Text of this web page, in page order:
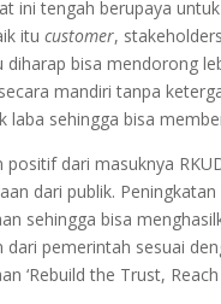
ini tengah berupaya
itucustomer,
diharap bisa mendorong
mandiri tanpa
laba sehingga bisa
positif dari masuknya
dari publik.
sehingga bisa
dari pemerintah sesuai
‘Rebuild the Trust, Reach